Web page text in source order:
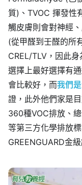
質)、TVOC 揮發性
觸皮膚則會對神經
(從甲醛到壬醛的所
CREL/TLV，因此
選擇上最好選擇有
會比較好，而我們
證，此外他們家是
360種VOC排放、
等第三方化學排放
GREENGUARD金